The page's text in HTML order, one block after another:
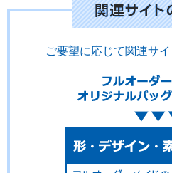
ご要望に応じて関連サ